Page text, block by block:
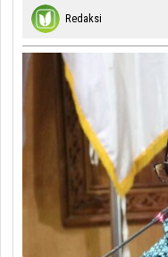
Redaksi